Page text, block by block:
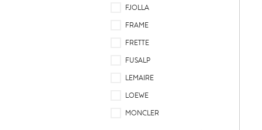
FJOLLA
FRAME
FRETTE
FUSALP
LEMAIRE
LOEWE
MONCLER